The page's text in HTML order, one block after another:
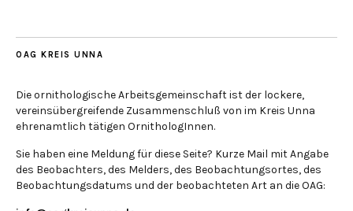
OAG KREIS UNNA
Die ornithologische Arbeitsgemeinschaft ist der lockere,
vereinsübergreifende Zusammenschluß von im Kreis Unna
ehrenamtlich tätigen OrnithologInnen.
Sie haben eine Meldung für diese Seite? Kurze Mail mit Angabe
des Beobachters, des Melders, des Beobachtungsortes, des
Beobachtungsdatums und der beobachteten Art an die OAG: